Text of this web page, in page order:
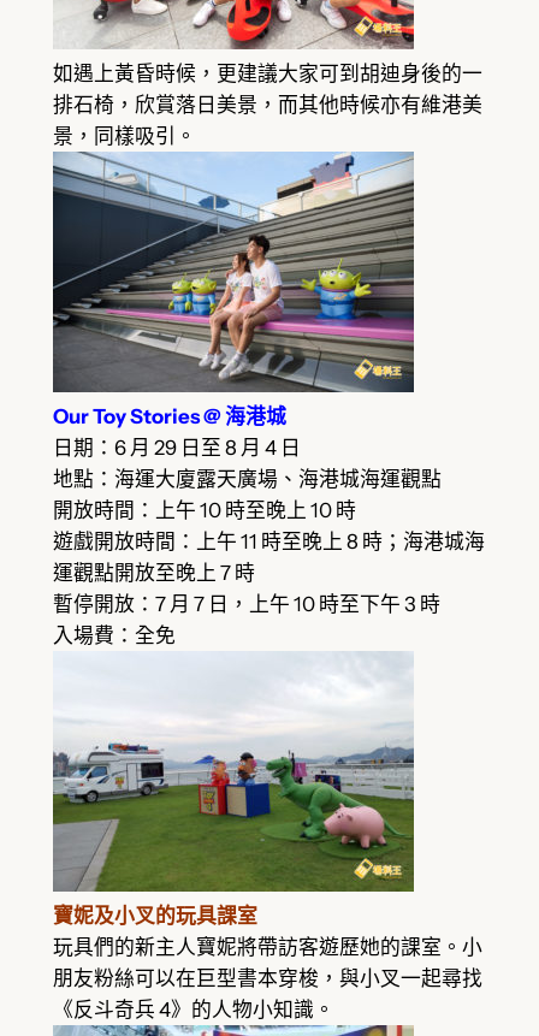
如遇上黃昏時候，更建議大家可到胡迪身後的一
排石椅，欣賞落日美景，而其他時候亦有維港美
景，同樣吸引。
Our Toy Stories @ 海港城
日期：6 月 29 日至 8 月 4 日
地點：海運大廈露天廣場、海港城海運觀點
開放時間：上午 10 時至晚上 10 時
遊戲開放時間：上午 11 時至晚上 8 時；海港城海
運觀點開放至晚上 7 時
暫停開放：7 月 7 日，上午 10 時至下午 3 時
入場費：全免
寶妮及小叉的玩具課室
玩具們的新主人寶妮將帶訪客遊歷她的課室。小
朋友粉絲可以在巨型書本穿梭，與小叉一起尋找
《反斗奇兵 4》的人物小知識。